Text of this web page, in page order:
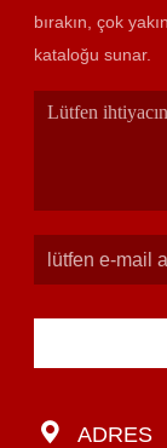
bırakın, çok
kataloğu sunar.
ADRES